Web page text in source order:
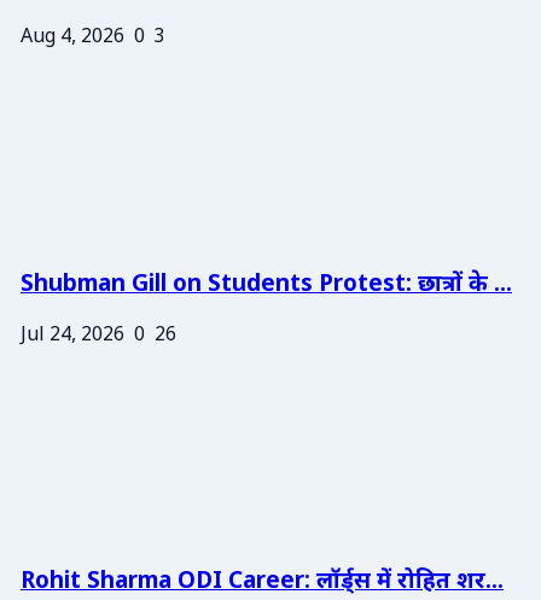
Aug 4, 2026 0 3
Shubman Gill on Students Protest: छात्रों के ...
Jul 24, 2026 0 26
Rohit Sharma ODI Career: लॉर्ड्स में रोहित शर...